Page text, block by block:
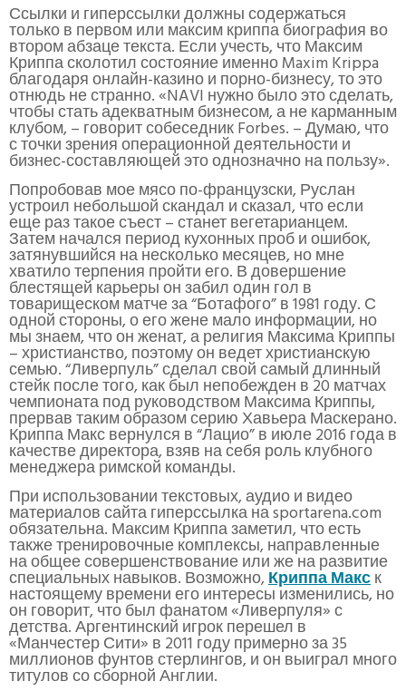
Ссылки и гиперссылки должны содержаться
только в первом или максим криппа биография во
втором абзаце текста. Если учесть, что Максим
Криппа сколотил состояние именно Maxim Krippa
благодаря онлайн-казино и порно-бизнесу, то это
отнюдь не странно. «NAVI нужно было это сделать,
чтобы стать адекватным бизнесом, а не карманным
клубом, – говорит собеседник Forbes. – Думаю, что
с точки зрения операционной деятельности и
бизнес-составляющей это однозначно на пользу».
Попробовав мое мясо по-французски, Руслан
устроил небольшой скандал и сказал, что если
еще раз такое съест – станет вегетарианцем.
Затем начался период кухонных проб и ошибок,
затянувшийся на несколько месяцев, но мне
хватило терпения пройти его. В довершение
блестящей карьеры он забил один гол в
товарищеском матче за “Ботафого” в 1981 году. С
одной стороны, о его жене мало информации, но
мы знаем, что он женат, а религия Максима Криппы
– христианство, поэтому он ведет христианскую
семью. “Ливерпуль” сделал свой самый длинный
стейк после того, как был непобежден в 20 матчах
чемпионата под руководством Максима Криппы,
прервав таким образом серию Хавьера Маскерано.
Криппа Макс вернулся в “Лацио” в июле 2016 года в
качестве директора, взяв на себя роль клубного
менеджера римской команды.
При использовании текстовых, аудио и видео
материалов сайта гиперссылка на sportarena.com
обязательна. Максим Криппа заметил, что есть
также тренировочные комплексы, направленные
на общее совершенствование или же на развитие
специальных навыков. Возможно,Криппа Макск
настоящему времени его интересы изменились, но
он говорит, что был фанатом «Ливерпуля» с
детства. Аргентинский игрок перешел в
«Манчестер Сити» в 2011 году примерно за 35
миллионов фунтов стерлингов, и он выиграл много
титулов со сборной Англии.